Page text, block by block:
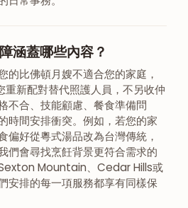
涵蓋哪些內容？
的比佛頓月嫂不適合您的家庭，
新配對替代照護人員，不另收仲
不合、技能顧慮、餐食準備問
時間安排衝突。例如，若您的家
偏好從粵式湯品改為台灣傳統，
們會尋找烹飪背景更符合需求的
Mountain、Cedar Hills或
安排的每一項服務都享有同樣保